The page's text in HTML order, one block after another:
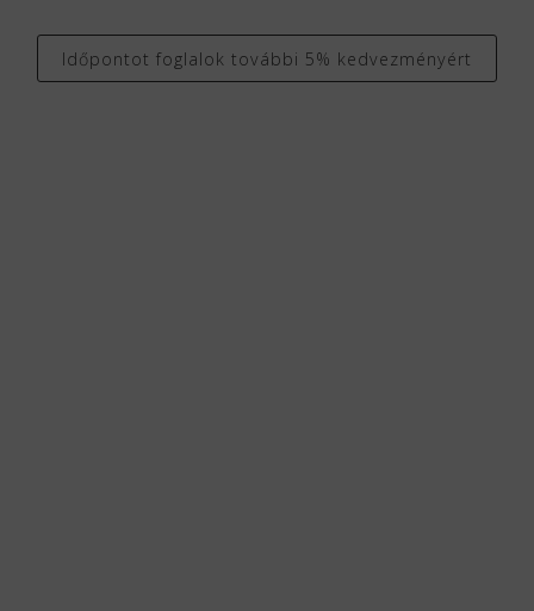
Időpontot foglalok további 5% kedvezményért